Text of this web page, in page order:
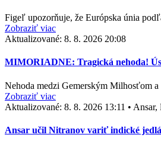
Figeľ upozorňuje, že Európska únia
Zobraziť viac
Aktualizované: 8. 8. 2026 20:08
MIMORIADNE: Tragická nehoda!
Nehoda medzi Gemerským Milhosťom
Zobraziť viac
Aktualizované: 8. 8. 2026 13:11 • Ansar,
Ansar učil Nitranov variť indické